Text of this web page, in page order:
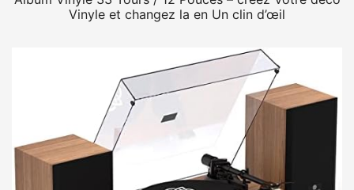
Vinyle et changez la en Un clin d’œil